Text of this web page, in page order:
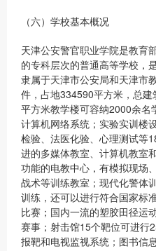
（六）学校基本概况
天津公安警官职业学院是教育
的专科层次的普通高等学校，
隶属于天津市公安局和天津市
件，占地334590平方米，总
平方米教学楼可容纳2000余名
计算机网络系统；实验实训楼
检验、法医化验、心理测试等
进的多媒体教室、计算机教室
功能的电教中心，有模拟现场
战术等训练教室；现代化警体
训练，还可以进行符合国家标
比赛；国内一流的塑胶田径运
赛事；射击馆15个靶位可进行
报靶和电视监视系统；图书信